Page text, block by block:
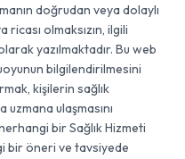
doğrudan veya dolaylı
olmaksızın, ilgili
yazılmaktadır. Bu web
bilgilendirilmesini
kişilerin sağlık
ulaşmasını
bir Sağlık Hizmeti
bir öneri ve tavsiyede